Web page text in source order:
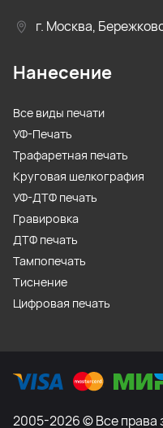
г. Москва,
Нанесение
Все виды печати
УФ-Печать
Трафаретная печать
Круговая шелкография
УФ-ДТФ печать
Гравировка
ДТФ печать
Тампопечать
Тиснение
Цифровая печать
2005-2026 © Все